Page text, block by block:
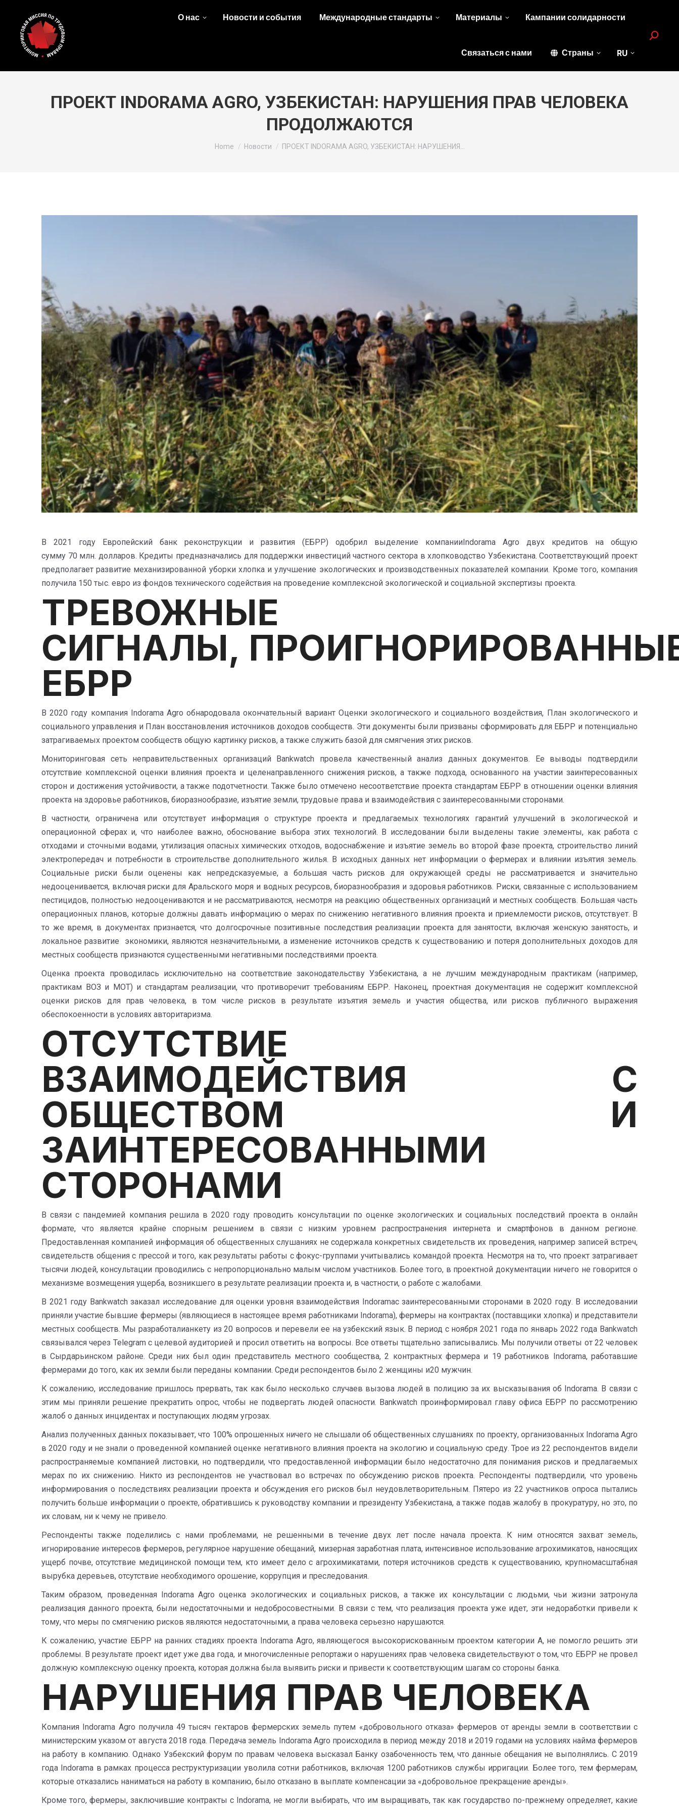
О нас Новости и события Международные стандарты Материалы Кампании солидарности
Связаться с нами Страны RU
Search:
ПРОЕКТ INDORAMA AGRO, УЗБЕКИСТАН: НАРУШЕНИЯ ПРАВ ЧЕЛОВЕКА
ПРОДОЛЖАЮТСЯ
You are here:
Home Новости ПРОЕКТ INDORAMA AGRO, УЗБЕКИСТАН: НАРУШЕНИЯ…
В 2021 году Европейский банк реконструкции и развития (ЕБРР) одобрил выделение компанииIndorama Agro двух кредитов на общую
сумму 70 млн. долларов. Кредиты предназначались для поддержки инвестиций частного сектора в хлопководство Узбекистана. Соответствующий проект
предполагает развитие механизированной уборки хлопка и улучшение экологических и производственных показателей компании. Кроме того, компания
получила 150 тыс. евро из фондов технического содействия на проведение комплексной экологической и социальной экспертизы проекта.
ТРЕВОЖНЫЕ
СИГНАЛЫ,
ЕБРР
В 2020 году компания Indorama Agro обнародовала окончательный вариант Оценки экологического и социального воздействия, План экологического и
социального управления и План восстановления источников доходов сообществ. Эти документы были призваны сформировать для ЕБРР и потенциально
затрагиваемых проектом сообществ общую картинку рисков, а также служить базой для смягчения этих рисков.
Мониторинговая сеть неправительственных организаций Bankwatch провела качественный анализ данных документов. Ее выводы подтвердили
отсутствие комплексной оценки влияния проекта и целенаправленного снижения рисков, а также подхода, основанного на участии заинтересованных
сторон и достижения устойчивости, а также подотчетности. Также было отмечено несоответствие проекта стандартам ЕБРР в отношении оценки влияния
проекта на здоровье работников, биоразнообразие, изъятие земли, трудовые права и взаимодействия с заинтересованными сторонами.
В частности, ограничена или отсутствует информация о структуре проекта и предлагаемых технологиях гарантий улучшений в экологической и
операционной сферах и, что наиболее важно, обоснование выбора этих технологий. В исследовании были выделены такие элементы, как работа с
отходами и сточными водами, утилизация опасных химических отходов, водоснабжение и изъятие земель во второй фазе проекта, строительство линий
электропередач и потребности в строительстве дополнительного жилья. В исходных данных нет информации о фермерах и влиянии изъятия земель.
Социальные риски были оценены как непредсказуемые, а большая часть рисков для окружающей среды не рассматривается и значительно
недооценивается, включая риски для Аральского моря и водных ресурсов, биоразнообразия и здоровья работников. Риски, связанные с использованием
пестицидов, полностью недооцениваются и не рассматриваются, несмотря на реакцию общественных организаций и местных сообществ. Большая часть
операционных планов, которые должны давать информацию о мерах по снижению негативного влияния проекта и приемлемости рисков, отсутствует. В
то же время, в документах признается, что долгосрочные позитивные последствия реализации проекта для занятости, включая женскую занятость, и
локальное развитие экономики, являются незначительными, а изменение источников средств к существованию и потеря дополнительных доходов для
местных сообществ признаются существенными негативными последствиями проекта.
Оценка проекта проводилась исключительно на соответствие законодательству Узбекистана, а не лучшим международным практикам (например,
практикам ВОЗ и МОТ) и стандартам реализации, что противоречит требованиям ЕБРР. Наконец, проектная документация не содержит комплексной
оценки рисков для прав человека, в том числе рисков в результате изъятия земель и участия общества, или рисков публичного выражения
обеспокоенности в условиях авторитаризма.
ОТСУТСТВИЕ
ВЗАИМОДЕЙСТВИЯ С
ОБЩЕСТВОМ И
ЗАИНТЕРЕСОВАННЫМИ
СТОРОНАМИ
В связи с пандемией компания решила в 2020 году проводить консультации по оценке экологических и социальных последствий проекта в онлайн
формате, что является крайне спорным решением в связи с низким уровнем распространения интернета и смартфонов в данном регионе.
Предоставленная компанией информация об общественных слушаниях не содержала конкретных свидетельств их проведения, например записей встреч,
свидетельств общения с прессой и того, как результаты работы с фокус-группами учитывались командой проекта. Несмотря на то, что проект затрагивает
тысячи людей, консультации проводились с непропорционально малым числом участников. Более того, в проектной документации ничего не говорится о
механизме возмещения ущерба, возникшего в результате реализации проекта и, в частности, о работе с жалобами.
В 2021 году Bankwatch заказал исследование для оценки уровня взаимодействия Indoramaс заинтересованными сторонами в 2020 году. В исследовании
приняли участие бывшие фермеры (являющиеся в настоящее время работниками Indorama), фермеры на контрактах (поставщики хлопка) и представители
местных сообществ. Мы разработалианкету из 20 вопросов и перевели ее на узбекский язык. В период с ноября 2021 года по январь 2022 года Bankwatch
связывался через Telegram с целевой аудиторией и просил ответить на вопросы. Все ответы тщательно записывались. Мы получили ответы от 22 человек
в Сырдарьинском районе. Среди них был один представитель местного сообщества, 2 контрактных фермера и 19 работников Indorama, работавшие
фермерами до того, как их земли были переданы компании. Среди респондентов было 2 женщины и20 мужчин.
К сожалению, исследование пришлось прервать, так как было несколько случаев вызова людей в полицию за их высказывания об Indorama. В связи с
этим мы приняли решение прекратить опрос, чтобы не подвергать людей опасности. Bankwatch проинформировал главу офиса ЕБРР по рассмотрению
жалоб о данных инцидентах и поступающих людям угрозах.
Анализ полученных данных показывает, что 100% опрошенных ничего не слышали об общественных слушаниях по проекту, организованных Indorama Agro
в 2020 году и не знали о проведенной компанией оценке негативного влияния проекта на экологию и социальную среду. Трое из 22 респондентов видели
распространяемые компанией листовки, но подтвердили, что предоставленной информации было недостаточно для понимания рисков и предлагаемых
мерах по их снижению. Никто из респондентов не участвовал во встречах по обсуждению рисков проекта. Респонденты подтвердили, что уровень
информирования о последствиях реализации проекта и обсуждения его рисков был неудовлетворительным. Пятеро из 22 участников опроса пытались
получить больше информации о проекте, обратившись к руководству компании и президенту Узбекистана, а также подав жалобу в прокуратуру, но это, по
их словам, ни к чему не привело.
Респонденты также поделились с нами проблемами, не решенными в течение двух лет после начала проекта. К ним относятся захват земель,
игнорирование интересов фермеров, регулярное нарушение обещаний, мизерная заработная плата, интенсивное использование агрохимикатов, наносящих
ущерб почве, отсутствие медицинской помощи тем, кто имеет дело с агрохимикатами, потеря источников средств к существованию, крупномасштабная
вырубка деревьев, отсутствие необходимого орошение, коррупция и преследования.
Таким образом, проведенная Indorama Agro оценка экологических и социальных рисков, а также их консультации с людьми, чьи жизни затронула
реализация данного проекта, были недостаточными и недобросовестными. В связи с тем, что реализация проекта уже идет, эти недоработки привели к
тому, что меры по смягчению рисков являются недостаточными, а права человека серьезно нарушаются.
К сожалению, участие ЕБРР на ранних стадиях проекта Indorama Agro, являющегося высокорискованным проектом категории А, не помогло решить эти
проблемы. В результате проект идет уже два года, и многочисленные репортажи о нарушениях прав человека свидетельствуют о том, что ЕБРР не провел
должную комплексную оценку проекта, которая должна была выявить риски и привести к соответствующим шагам со стороны банка.
НАРУШЕНИЯ ПРАВ ЧЕЛОВЕКА
Компания Indorama Agro получила 49 тысяч гектаров фермерских земель путем «добровольного отказа» фермеров от аренды земли в соответствии с
министерским указом от августа 2018 года. Передача земель Indorama Agro происходила в период между 2018 и 2019 годами на условиях найма фермеров
на работу в компанию. Однако Узбекский форум по правам человека высказал Банку озабоченность тем, что данные обещания не выполнялись. С 2019
года Indorama в рамках процесса реструктуризации уволила сотни работников, включая 1200 работников службы ирригации. Более того, тем фермерам,
которые отказались наниматься на работу в компанию, было отказано в выплате компенсации за «добровольное прекращение аренды».
Кроме того, фермеры, заключившие контракты с Indorama, не могли выбирать, что им выращивать, так как государство по-прежнему определяет, какие